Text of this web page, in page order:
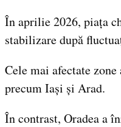
În aprilie 2026, piața
stabilizare după
Cele mai afectate
precum Iași și Arad.
În contrast, Oradea a